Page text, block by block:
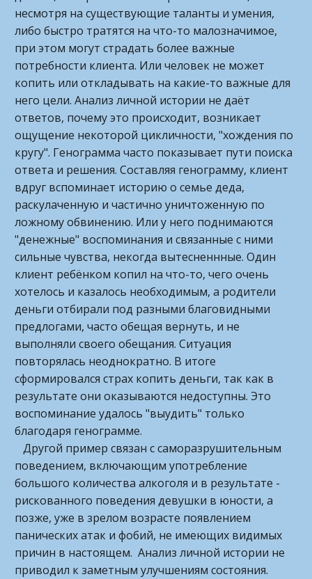
несмотря на существующие таланты и умения,
либо быстро тратятся на что-то малозначимое,
при этом могут страдать более важные
потребности клиента. Или человек не может
копить или откладывать на какие-то важные для
него цели. Анализ личной истории не даёт
ответов, почему это происходит, возникает
ощущение некоторой цикличности, "хождения по
кругу". Генограмма часто показывает пути поиска
ответа и решения. Составляя генограмму, клиент
вдруг вспоминает историю о семье деда,
раскулаченную и частично уничтоженную по
ложному обвинению. Или у него поднимаются
"денежные" воспоминания и связанные с ними
сильные чувства, некогда вытесненнные. Один
клиент ребёнком копил на что-то, чего очень
хотелось и казалось необходимым, а родители
деньги отбирали под разными благовидными
предлогами, часто обещая вернуть, и не
выполняли своего обещания. Ситуация
повторялась неоднократно. В итоге
сформировался страх копить деньги, так как в
результате они оказываются недоступны. Это
воспоминание удалось "выудить" только
благодаря генограмме.
Другой пример связан с саморазрушительным
поведением, включающим употребление
большого количества алкоголя и в результате -
рискованного поведения девушки в юности, а
позже, уже в зрелом возрасте появлением
панических атак и фобий, не имеющих видимых
причин в настоящем. Анализ личной истории не
приводил к заметным улучшениям состояния.